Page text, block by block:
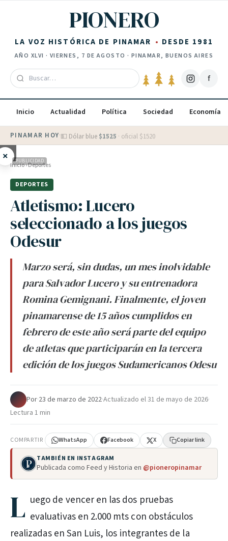
PIONERO
LA VOZ HISTÓRICA DE PINAMAR DESDE 1981
AÑO XLVI · VIERNES, 7 DE AGOSTO · PINAMAR, BUENOS AIRES
f
Inicio Actualidad Política Sociedad Economía
PINAMAR HOY·💵 Dólar blue $1525 · oficial $1520
× PUBLICIDAD
Inicio›Deportes
DEPORTES
Atletismo: Lucero
seleccionado a los juegos
Odesur
Marzo será, sin dudas, un mes inolvidable
para Salvador Lucero y su entrenadora
Romina Gemignani. Finalmente, el joven
pinamarense de 15 años cumplidos en
febrero de este año será parte del equipo
de atletas que participarán en la tercera
edición de los juegos Sudamericanos Odesu
Por·23 de marzo de 2022·Actualizado el31 de mayo de 2026·
Lectura 1 min
COMPARTIR WhatsApp Facebook X Copiar link
TAMBIÉN EN INSTAGRAM
Publicada como Feed y Historia en @pioneropinamar
L uego de vencer en las dos pruebas
evaluativas en 2.000 mts con obstáculos
realizadas en San Luis, los integrantes de la